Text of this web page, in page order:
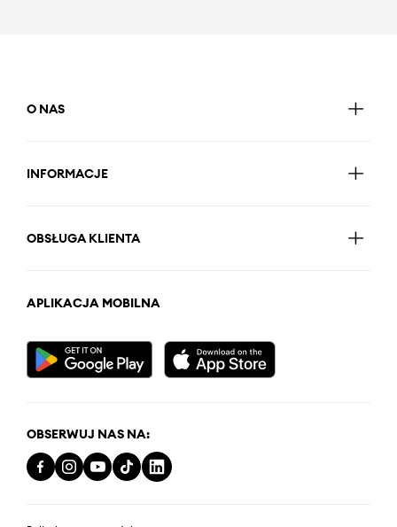
O NAS
INFORMACJE
OBSŁUGA KLIENTA
APLIKACJA MOBILNA
OBSERWUJ NAS NA: